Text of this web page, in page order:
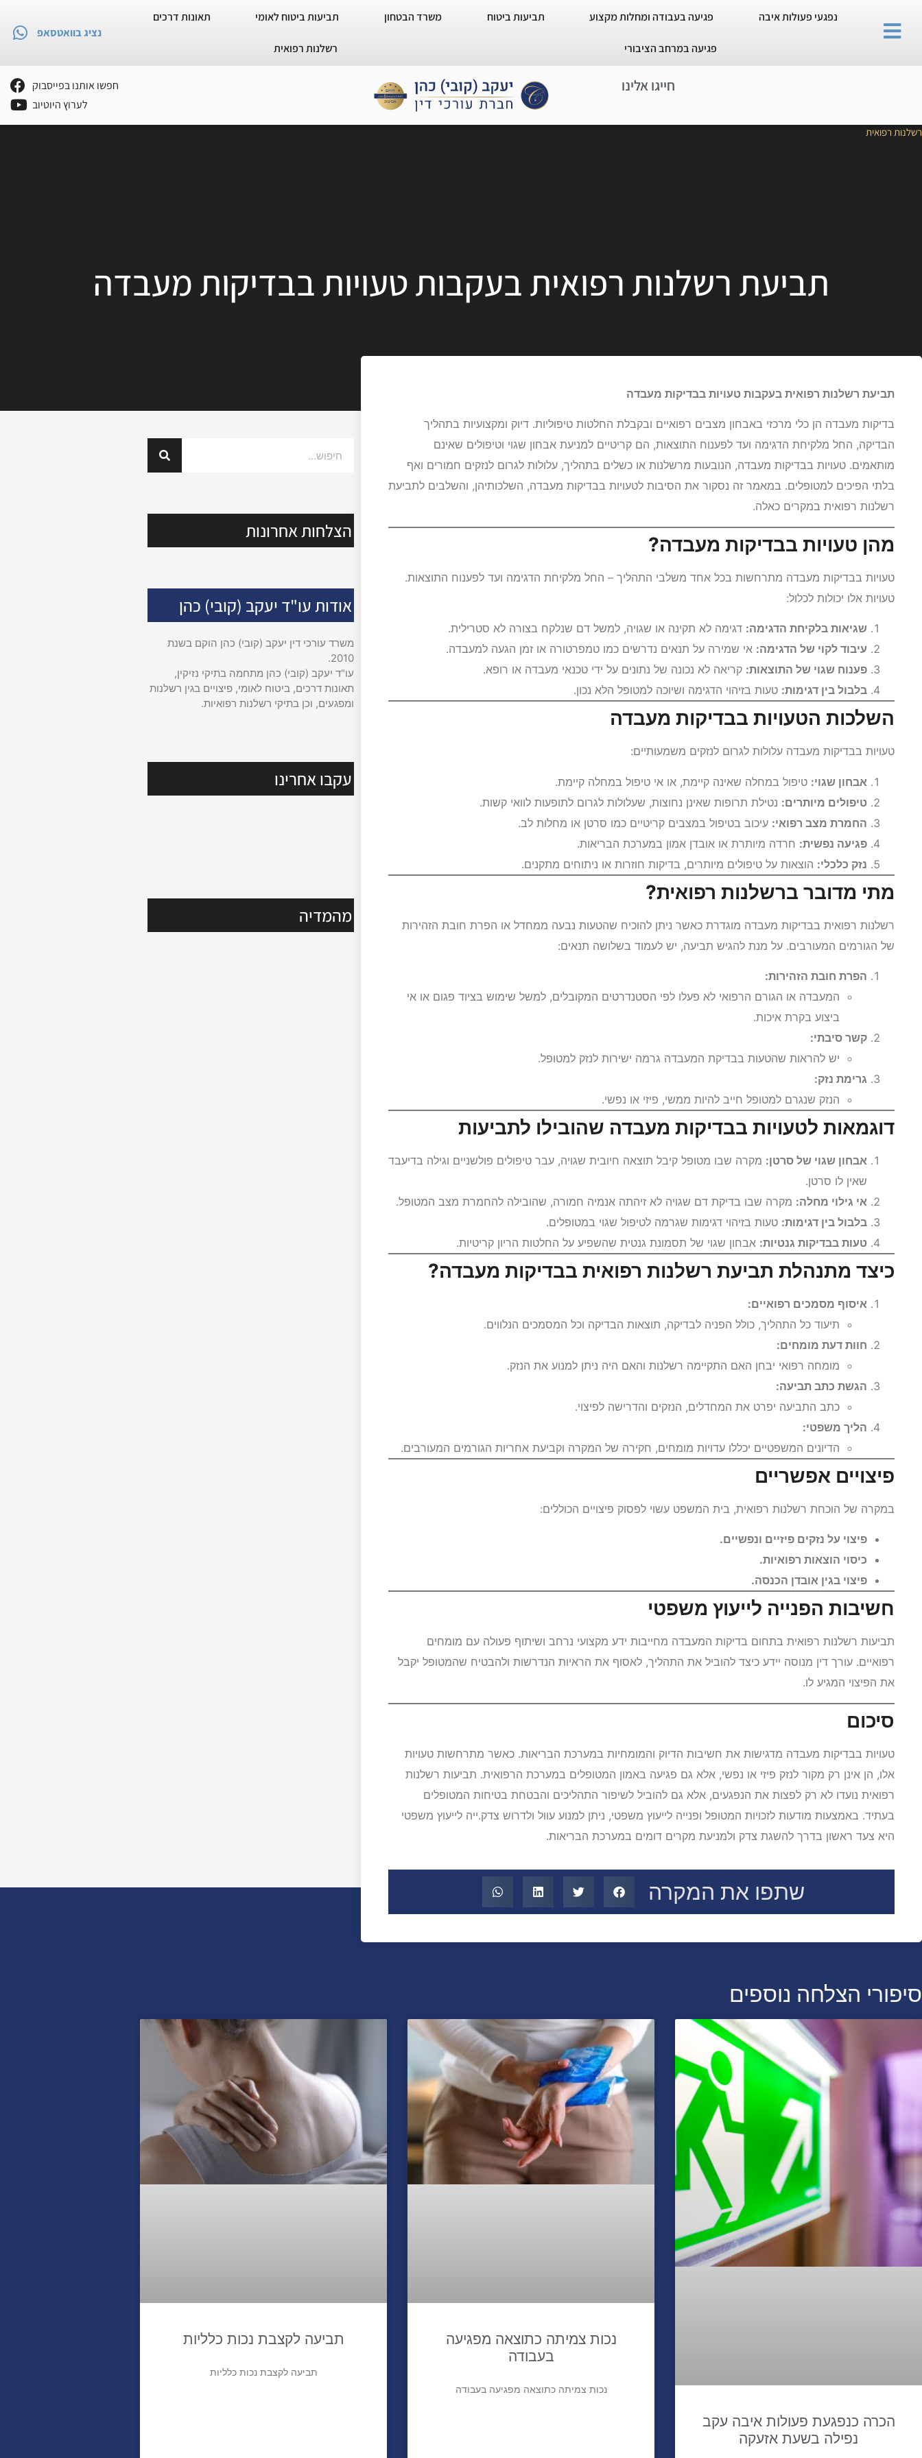
נפגעי פעולות איבה פגיעה בעבודה ומחלות מקצוע תביעות ביטוח משרד הבטחון תביעות ביטוח לאומי תאונות דרכים
פגיעה במרחב הציבורי רשלנות רפואית
נציג בוואטסאפ
חייגו אלינו
חפשו אותנו בפייסבוק
לערוץ היוטיוב
רשלנות רפואית
תביעת רשלנות רפואית בעקבות טעויות בבדיקות מעבדה
תביעת רשלנות רפואית בעקבות טעויות בבדיקות מעבדה
בדיקות מעבדה הן כלי מרכזי באבחון מצבים רפואיים ובקבלת החלטות טיפוליות. דיוק ומקצועיות בתהליך
הבדיקה, החל מלקיחת הדגימה ועד לפענוח התוצאות, הם קריטיים למניעת אבחון שגוי וטיפולים שאינם
מותאמים. טעויות בבדיקות מעבדה, הנובעות מרשלנות או כשלים בתהליך, עלולות לגרום לנזקים חמורים ואף
בלתי הפיכים למטופלים. במאמר זה נסקור את הסיבות לטעויות בבדיקות מעבדה, השלכותיהן, והשלבים לתביעת
רשלנות רפואית במקרים כאלה.
מהן טעויות בבדיקות מעבדה?
טעויות בבדיקות מעבדה מתרחשות בכל אחד משלבי התהליך – החל מלקיחת הדגימה ועד לפענוח התוצאות.
טעויות אלו יכולות לכלול:
שגיאות בלקיחת הדגימה: דגימה לא תקינה או שגויה, למשל דם שנלקח בצורה לא סטרילית.
עיבוד לקוי של הדגימה: אי שמירה על תנאים נדרשים כמו טמפרטורה או זמן הגעה למעבדה.
פענוח שגוי של התוצאות: קריאה לא נכונה של נתונים על ידי טכנאי מעבדה או רופא.
בלבול בין דגימות: טעות בזיהוי הדגימה ושיוכה למטופל הלא נכון.
השלכות הטעויות בבדיקות מעבדה
טעויות בבדיקות מעבדה עלולות לגרום לנזקים משמעותיים:
אבחון שגוי: טיפול במחלה שאינה קיימת, או אי טיפול במחלה קיימת.
טיפולים מיותרים: נטילת תרופות שאינן נחוצות, שעלולות לגרום לתופעות לוואי קשות.
החמרת מצב רפואי: עיכוב בטיפול במצבים קריטיים כמו סרטן או מחלות לב.
פגיעה נפשית: חרדה מיותרת או אובדן אמון במערכת הבריאות.
נזק כלכלי: הוצאות על טיפולים מיותרים, בדיקות חוזרות או ניתוחים מתקנים.
מתי מדובר ברשלנות רפואית?
רשלנות רפואית בבדיקות מעבדה מוגדרת כאשר ניתן להוכיח שהטעות נבעה ממחדל או הפרת חובת הזהירות
של הגורמים המעורבים. על מנת להגיש תביעה, יש לעמוד בשלושה תנאים:
הפרת חובת הזהירות:
המעבדה או הגורם הרפואי לא פעלו לפי הסטנדרטים המקובלים, למשל שימוש בציוד פגום או אי
ביצוע בקרת איכות.
קשר סיבתי:
יש להראות שהטעות בבדיקת המעבדה גרמה ישירות לנזק למטופל.
גרימת נזק:
הנזק שנגרם למטופל חייב להיות ממשי, פיזי או נפשי.
דוגמאות לטעויות בבדיקות מעבדה שהובילו לתביעות
אבחון שגוי של סרטן: מקרה שבו מטופל קיבל תוצאה חיובית שגויה, עבר טיפולים פולשניים וגילה בדיעבד
שאין לו סרטן.
אי גילוי מחלה: מקרה שבו בדיקת דם שגויה לא זיהתה אנמיה חמורה, שהובילה להחמרת מצב המטופל.
בלבול בין דגימות: טעות בזיהוי דגימות שגרמה לטיפול שגוי במטופלים.
טעות בבדיקות גנטיות: אבחון שגוי של תסמונת גנטית שהשפיע על החלטות הריון קריטיות.
כיצד מתנהלת תביעת רשלנות רפואית בבדיקות מעבדה?
איסוף מסמכים רפואיים:
תיעוד כל התהליך, כולל הפניה לבדיקה, תוצאות הבדיקה וכל המסמכים הנלווים.
חוות דעת מומחים:
מומחה רפואי יבחן האם התקיימה רשלנות והאם היה ניתן למנוע את הנזק.
הגשת כתב תביעה:
כתב התביעה יפרט את המחדלים, הנזקים והדרישה לפיצוי.
הליך משפטי:
הדיונים המשפטיים יכללו עדויות מומחים, חקירה של המקרה וקביעת אחריות הגורמים המעורבים.
פיצויים אפשריים
במקרה של הוכחת רשלנות רפואית, בית המשפט עשוי לפסוק פיצויים הכוללים:
פיצוי על נזקים פיזיים ונפשיים.
כיסוי הוצאות רפואיות.
פיצוי בגין אובדן הכנסה.
חשיבות הפנייה לייעוץ משפטי
תביעות רשלנות רפואית בתחום בדיקות המעבדה מחייבות ידע מקצועי נרחב ושיתוף פעולה עם מומחים
רפואיים. עורך דין מנוסה יידע כיצד להוביל את התהליך, לאסוף את הראיות הנדרשות ולהבטיח שהמטופל יקבל
את הפיצוי המגיע לו.
סיכום
טעויות בבדיקות מעבדה מדגישות את חשיבות הדיוק והמומחיות במערכת הבריאות. כאשר מתרחשות טעויות
אלו, הן אינן רק מקור לנזק פיזי או נפשי, אלא גם פגיעה באמון המטופלים במערכת הרפואית. תביעות רשלנות
רפואית נועדו לא רק לפצות את הנפגעים, אלא גם להוביל לשיפור התהליכים והבטחת בטיחות המטופלים
בעתיד. באמצעות מודעות לזכויות המטופל ופנייה לייעוץ משפטי, ניתן למנוע עוול ולדרוש צדק.ייה לייעוץ משפטי
היא צעד ראשון בדרך להשגת צדק ולמניעת מקרים דומים במערכת הבריאות.
שתפו את המקרה
הצלחות אחרונות
אודות עו"ד יעקב (קובי) כהן
משרד עורכי דין יעקב (קובי) כהן הוקם בשנת
2010.
עו"ד יעקב (קובי) כהן מתחמה בתיקי נזיקין,
תאונות דרכים, ביטוח לאומי, פיצויים בגין רשלנות
ומפגעים, וכן בתיקי רשלנות רפואיות.
עקבו אחרינו
מהמדיה
סיפורי הצלחה נוספים
הכרה כנפגעת פעולות איבה עקב
נפילה בשעת אזעקה
נכות צמיתה כתוצאה מפגיעה
בעבודה
נכות צמיתה כתוצאה מפגיעה בעבודה
תביעה לקצבת נכות כלליות
תביעה לקצבת נכות כלליות